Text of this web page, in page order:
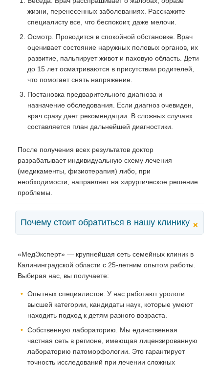
жизни, перенесенных заболеваниях. Расскажите
специалисту все, что беспокоит, даже мелочи.
Осмотр. Проводится в спокойной обстановке. Врач
оценивает состояние наружных половых органов, их
развитие, пальпирует живот и паховую область. Дети
до 15 лет осматриваются в присутствии родителей,
что помогает снять напряжение.
Постановка предварительного диагноза и
назначение обследования. Если диагноз очевиден,
врач сразу дает рекомендации. В сложных случаях
составляется план дальнейшей диагностики.
После получения всех результатов доктор
разрабатывает индивидуальную схему лечения
(медикаменты, физиотерапия) либо, при
необходимости, направляет на хирургическое решение
проблемы.
Почему стоит обратиться в нашу клинику+
«МедЭксперт» — крупнейшая сеть семейных клиник в
Калининградской области с 25-летним опытом работы.
Выбирая нас, вы получаете:
Опытных специалистов. У нас работают урологи
высшей категории, кандидаты наук, которые умеют
находить подход к детям разного возраста.
Собственную лабораторию. Мы единственная
частная сеть в регионе, имеющая лицензированную
лабораторию патоморфологии. Это гарантирует
точность исследований при лечении сложных